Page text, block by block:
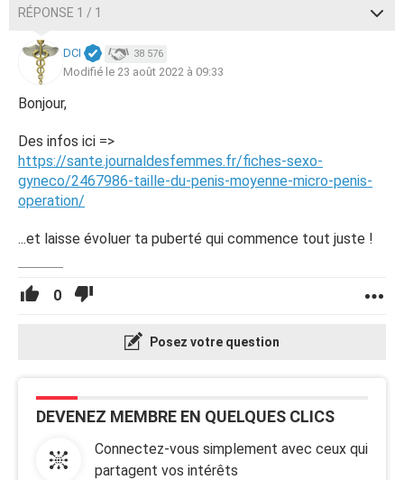
RÉPONSE 1 / 1
DCI 38 576
Modifié le 23 août 2022 à 09:33
Bonjour,
Des infos ici =>
https://sante.journaldesfemmes.fr/fiches-sexo-
gyneco/2467986-taille-du-penis-moyenne-micro-penis-
operation/
...et laisse évoluer ta puberté qui commence tout juste !
0
Posez votre question
DEVENEZ MEMBRE EN QUELQUES CLICS
Connectez-vous simplement avec ceux qui
partagent vos intérêts